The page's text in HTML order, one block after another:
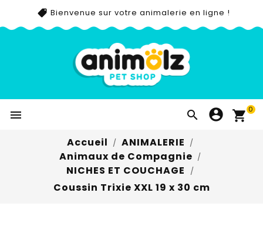
Bienvenue sur votre animalerie en ligne !
  0
Accueil
ANIMALERIE
Animaux de Compagnie
NICHES ET COUCHAGE
Coussin Trixie XXL 19 x 30 cm